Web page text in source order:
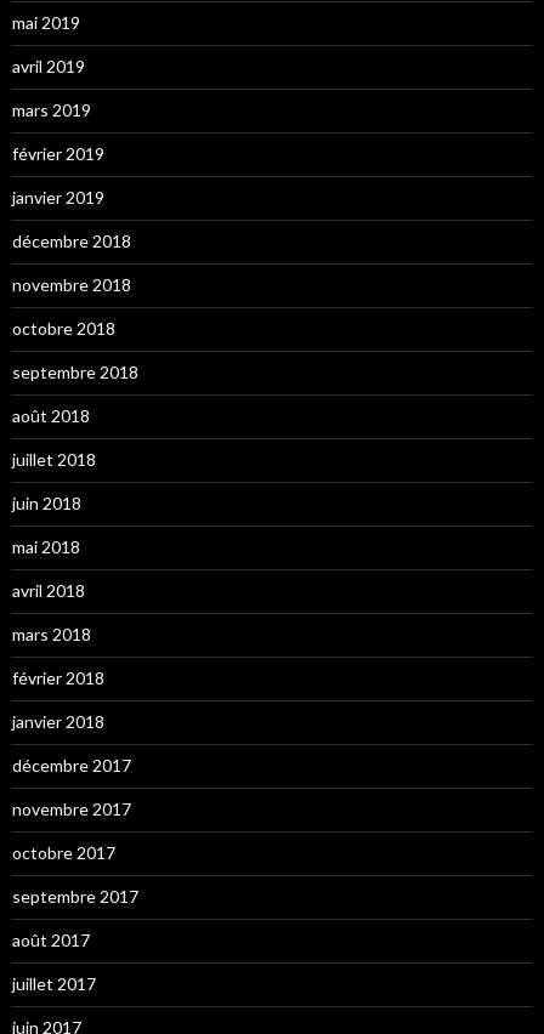
mai 2019
avril 2019
mars 2019
février 2019
janvier 2019
décembre 2018
novembre 2018
octobre 2018
septembre 2018
août 2018
juillet 2018
juin 2018
mai 2018
avril 2018
mars 2018
février 2018
janvier 2018
décembre 2017
novembre 2017
octobre 2017
septembre 2017
août 2017
juillet 2017
juin 2017